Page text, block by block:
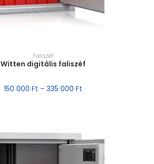
MÉRET VÁLASZTÁSA
Faliszéf
Witten digitális faliszéf
150 000 Ft – 335 000 Ft